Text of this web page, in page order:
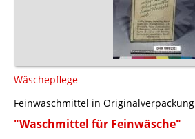
Wäschepflege
Feinwaschmittel in Originalverpackung
"Waschmittel für Feinwäsche"